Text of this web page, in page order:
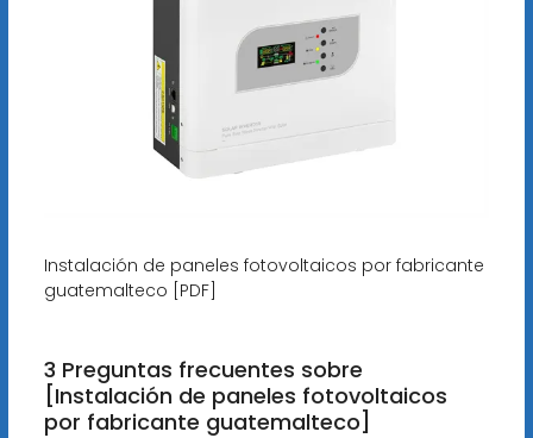
Instalación de paneles fotovoltaicos por fabricante
guatemalteco [PDF]
3 Preguntas frecuentes sobre
[Instalación de paneles fotovoltaicos
por fabricante guatemalteco]